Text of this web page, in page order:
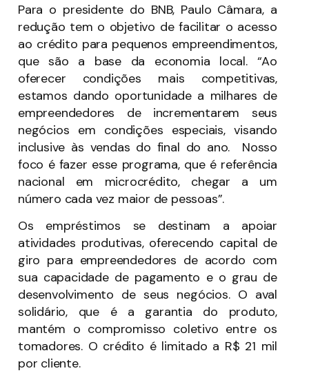
Para o presidente do BNB, Paulo Câmara, a
redução tem o objetivo de facilitar o acesso
ao crédito para pequenos empreendimentos,
que são a base da economia local. “Ao
oferecer condições mais competitivas,
estamos dando oportunidade a milhares de
empreendedores de incrementarem seus
negócios em condições especiais, visando
inclusive às vendas do final do ano. Nosso
foco é fazer esse programa, que é referência
nacional em microcrédito, chegar a um
número cada vez maior de pessoas”.
Os empréstimos se destinam a apoiar
atividades produtivas, oferecendo capital de
giro para empreendedores de acordo com
sua capacidade de pagamento e o grau de
desenvolvimento de seus negócios. O aval
solidário, que é a garantia do produto,
mantém o compromisso coletivo entre os
tomadores. O crédito é limitado a R$ 21 mil
por cliente.